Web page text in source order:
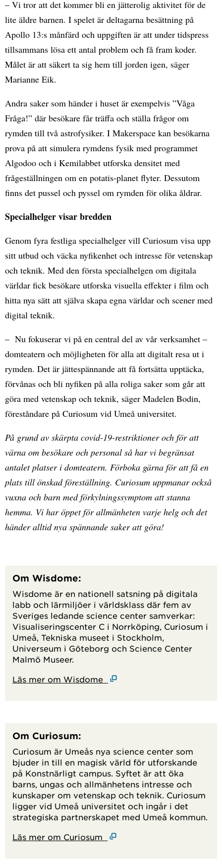
– Vi tror att det kommer bli en jätterolig aktivitet för de
lite äldre barnen. I spelet är deltagarna besättning på
Apollo 13:s månfärd och uppgiften är att under tidspress
tillsammans lösa ett antal problem och få fram koder.
Målet är att säkert ta sig hem till jorden igen, säger
Marianne Eik.
Andra saker som händer i huset är exempelvis ”Våga
Fråga!” där besökare får träffa och ställa frågor om
rymden till två astrofysiker. I Makerspace kan besökarna
prova på att simulera rymdens fysik med programmet
Algodoo och i Kemilabbet utforska densitet med
frågeställningen om en potatis-planet flyter. Dessutom
finns det pussel och pyssel om rymden för olika åldrar.
Specialhelger visar bredden
Genom fyra festliga specialhelger vill Curiosum visa upp
sitt utbud och väcka nyfikenhet och intresse för vetenskap
och teknik. Med den första specialhelgen om digitala
världar fick besökare utforska visuella effekter i film och
hitta nya sätt att själva skapa egna världar och scener med
digital teknik.
– Nu fokuserar vi på en central del av vår verksamhet –
domteatern och möjligheten för alla att digitalt resa ut i
rymden. Det är jättespännande att få fortsätta upptäcka,
förvånas och bli nyfiken på alla roliga saker som går att
göra med vetenskap och teknik, säger Madelen Bodin,
föreståndare på Curiosum vid Umeå universitet.
På grund av skärpta covid-19-restriktioner och för att
värna om besökare och personal så har vi begränsat
antalet platser i domteatern. Förboka gärna för att få en
plats till önskad föreställning. Curiosum uppmanar också
vuxna och barn med förkylningssymptom att stanna
hemma. Vi har öppet för allmänheten varje helg och det
händer alltid nya spännande saker att göra!
Om Wisdome:
Wisdome är en nationell satsning på digitala
labb och lärmiljöer i världsklass där fem av
Sveriges ledande science center samverkar:
Visualiseringscenter C i Norrköping, Curiosum i
Umeå, Tekniska museet i Stockholm,
Universeum i Göteborg och Science Center
Malmö Museer.
Läs mer om Wisdome
Om Curiosum:
Curiosum är Umeås nya science center som
bjuder in till en magisk värld för utforskande
på Konstnärligt campus. Syftet är att öka
barns, ungas och allmänhetens intresse och
kunskaper om vetenskap och teknik. Curiosum
ligger vid Umeå universitet och ingår i det
strategiska partnerskapet med Umeå kommun.
Läs mer om Curiosum